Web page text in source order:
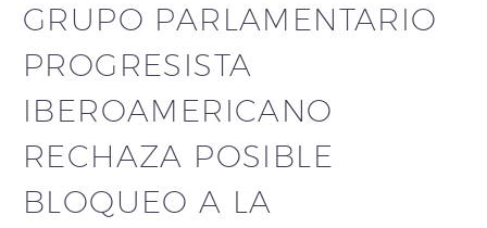
GRUPO PARLAMENTARIO
PROGRESISTA
IBEROAMERICANO
RECHAZA POSIBLE
BLOQUEO A LA